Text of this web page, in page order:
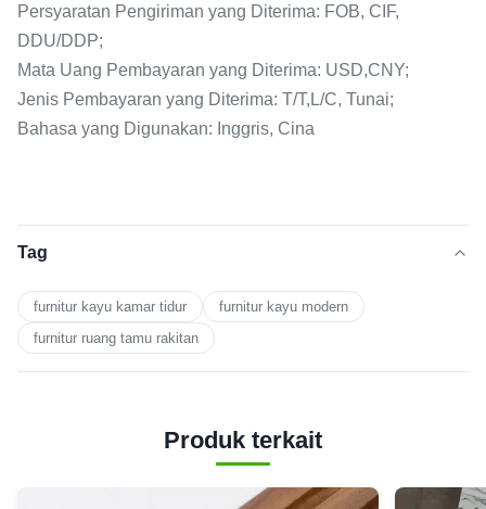
Persyaratan Pengiriman yang Diterima: FOB, CIF,
DDU/DDP;
Mata Uang Pembayaran yang Diterima: USD,CNY;
Jenis Pembayaran yang Diterima: T/T,L/C, Tunai;
Bahasa yang Digunakan: Inggris, Cina
Tag
furnitur kayu kamar tidur
furnitur kayu modern
furnitur ruang tamu rakitan
Produk terkait